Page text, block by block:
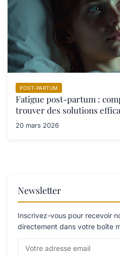
POST-PARTUM
Fatigue post-partum :
trouver des solutions
20 mars 2026
Newsletter
Inscrivez-vous pour recevoir
directement dans votre boîte